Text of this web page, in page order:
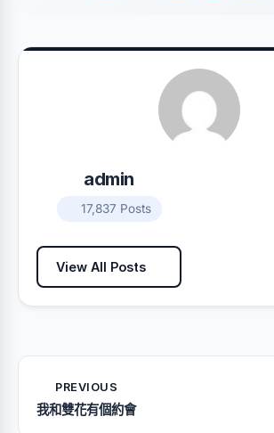
admin
17,837 Posts
View All Posts
PREVIOUS
我和雙花有個約會